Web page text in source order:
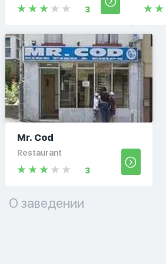
3
Mr. Cod
Restaurant
3
О заведении